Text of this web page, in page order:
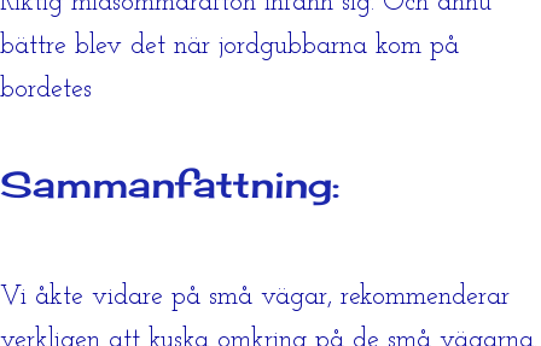
bättre blev det när jordgubbarna kom på
bordetes
Sammanfattning:
Vi åkte vidare på små vägar, rekommenderar
verkligen att kuska omkring på de små vägarna.